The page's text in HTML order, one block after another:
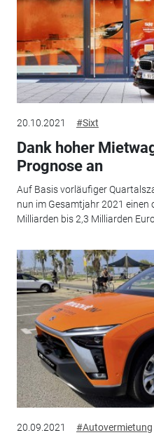
20.10.2021 #Sixt
Dank hoher
Prognose an
Auf Basis vorläufiger
nun im Gesamtjahr 2021 einen
Milliarden bis 2,3 Milliarden
20.09.2021 #Autovermietung